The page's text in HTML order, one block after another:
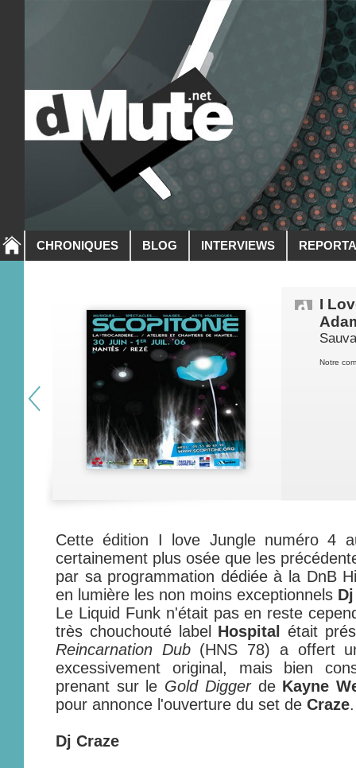
CHRONIQUES BLOG INTERVIEWS
I
Notre
Cette édition I love Jungle numéro 4
certainement plus osée que les
par sa programmation dédiée à la DnB
en lumière les non moins exceptionnels
Le Liquid Funk n'était pas en reste
très chouchouté label Hospital
était
Reincarnation Dub(HNS 78) a offert
excessivement original, mais bien
prenant sur le Gold Diggerde Kayne
pour annonce l'ouverture du set de Craze.
Dj Craze